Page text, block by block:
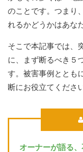
のことです。つまり
れるかどうかはあな
そこで本記事では、
に、まず断るべき５
す。被害事例ととも
断にお役立てくださ
オーナーが語る